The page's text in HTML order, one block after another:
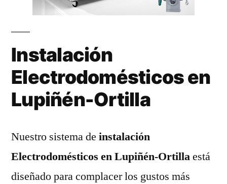
Instalación
Electrodomésticos en
Lupiñén-Ortilla
Nuestro sistema de instalación
Electrodomésticos en Lupiñén-Ortillaestá
diseñado para complacer los gustos más